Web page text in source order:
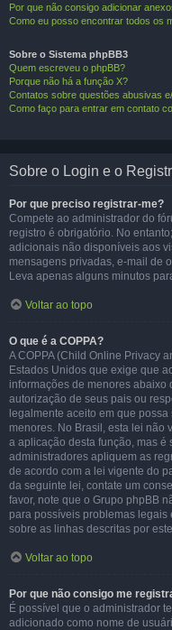
Por que não consigo adicionar
Como eu posso encontrar todos os
Sobre o Sistema phpBB3
Quem escreveu o phpBB?
Porque não há a função X?
Contatos sobre questões abusivas
Como faço para entrar em contato
Sobre o Login e o
Por que preciso registrar-me?
Compete ao administrador do
registro é obrigatório. No
adicionais não disponíveis aos
mensagens privadas, e-mail de
Leva apenas alguns minutos
Voltar ao topo
O que é a COPPA?
A COPPA (Child Online Privacy
Estados Unidos que exige que
informações de menores
autorização de seus pais ou
legalmente aceito em que
menores. No Brasil, esta lei não
a aplicação desta função, mas
administradores apliquem as
de acordo com a lei vigente do
da seguinte lei, contate um
favor, note que o Grupo phpBB
para possíveis problemas
sobre as linhas descritas por
Voltar ao topo
Por que não consigo me
É possível que o administrador
adicionado como nome de